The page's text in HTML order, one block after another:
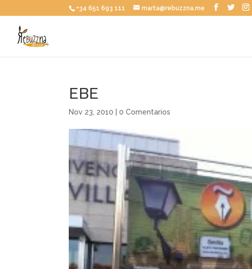
+34 651 693 111 marta@rebuzzna.me
EBE
Nov 23, 2010 |0 Comentarios